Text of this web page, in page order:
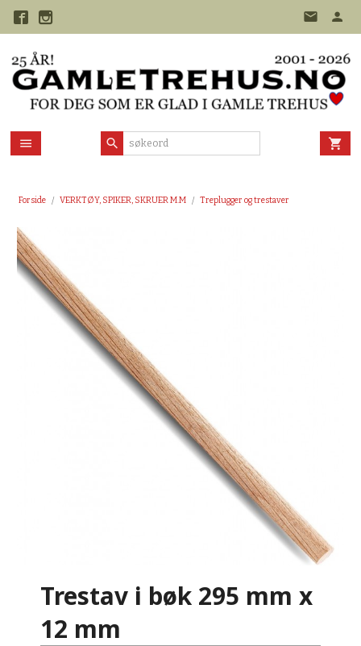
Forside VERKTØY, SPIKER, SKRUER M.M Treplugger og trestaver
Trestav i bøk 295 mm x
12 mm